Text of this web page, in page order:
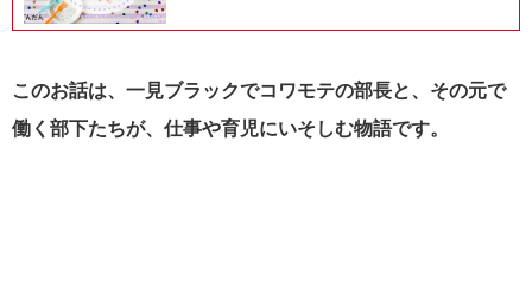
このお話は、一見ブラックでコワモテの部長と、その元で
働く部下たちが、仕事や育児にいそしむ物語です。